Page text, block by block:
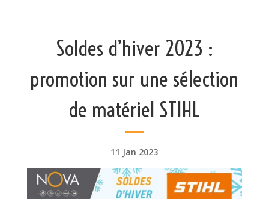
Soldes d’hiver 2023 :
promotion sur une sélection
de matériel STIHL
11 Jan 2023